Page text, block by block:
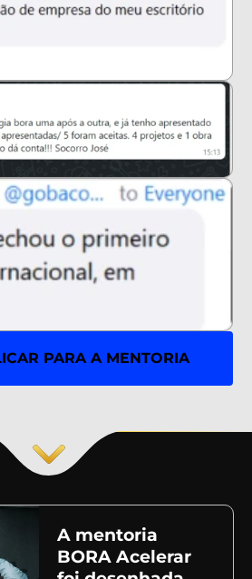
PARA A MENTORIA
A mentoria
BORA Acelerar